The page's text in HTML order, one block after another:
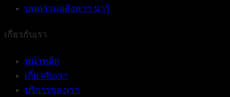
บทความอสังหาฯ น่ารู้
เกี่ยวกับเรา
หน้าหลัก
เกี่ยวกับเรา
บริการของเรา